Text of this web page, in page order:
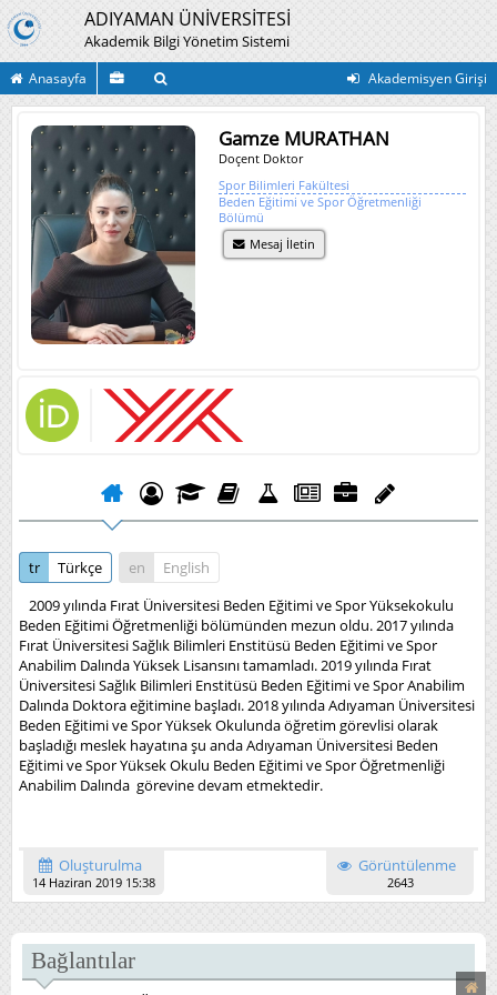
ADIYAMAN ÜNİVERSİTESİ
Akademik Bilgi Yönetim Sistemi
Anasayfa Akademisyen Girişi
Gamze MURATHAN
Doçent Doktor
Spor Bilimleri Fakültesi
Beden Eğitimi ve Spor Öğretmenliği
Bölümü
Mesaj İletin
tr Türkçe en
English
2009 yılında Fırat Üniversitesi Beden Eğitimi ve Spor Yüksekokulu
Beden Eğitimi Öğretmenliği bölümünden mezun oldu. 2017 yılında
Fırat Üniversitesi Sağlık Bilimleri Enstitüsü Beden Eğitimi ve Spor
Anabilim Dalında Yüksek Lisansını tamamladı. 2019 yılında Fırat
Üniversitesi Sağlık Bilimleri Enstitüsü Beden Eğitimi ve Spor Anabilim
Dalında Doktora eğitimine başladı. 2018 yılında Adıyaman Üniversitesi
Beden Eğitimi ve Spor Yüksek Okulunda öğretim görevlisi olarak
başladığı meslek hayatına şu anda Adıyaman Üniversitesi Beden
Eğitimi ve Spor Yüksek Okulu Beden Eğitimi ve Spor Öğretmenliği
Anabilim Dalında görevine devam etmektedir.
Oluşturulma
14 Haziran 2019 15:38
Görüntülenme
2643
Bağlantılar